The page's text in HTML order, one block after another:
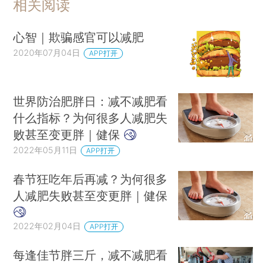
相关阅读
心智｜欺骗感官可以减肥
2020年07月04日 APP打开
世界防治肥胖日：减不减肥看
什么指标？为何很多人减肥失
败甚至变更胖｜健保
2022年05月11日 APP打开
春节狂吃年后再减？为何很多
人减肥失败甚至变更胖｜健保
2022年02月04日 APP打开
每逢佳节胖三斤，减不减肥看